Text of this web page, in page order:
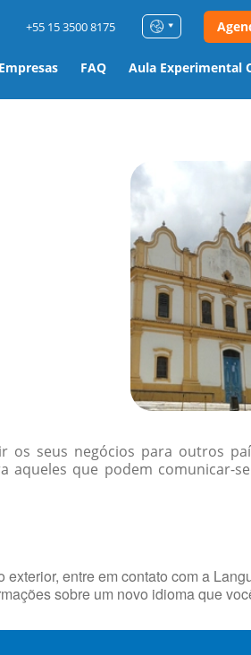
FAQ Aula Experimental
+55 15 3500 8175
os seus negócios para outros
aqueles que podem comunicar-
entre em contato com a
sobre um novo idioma que